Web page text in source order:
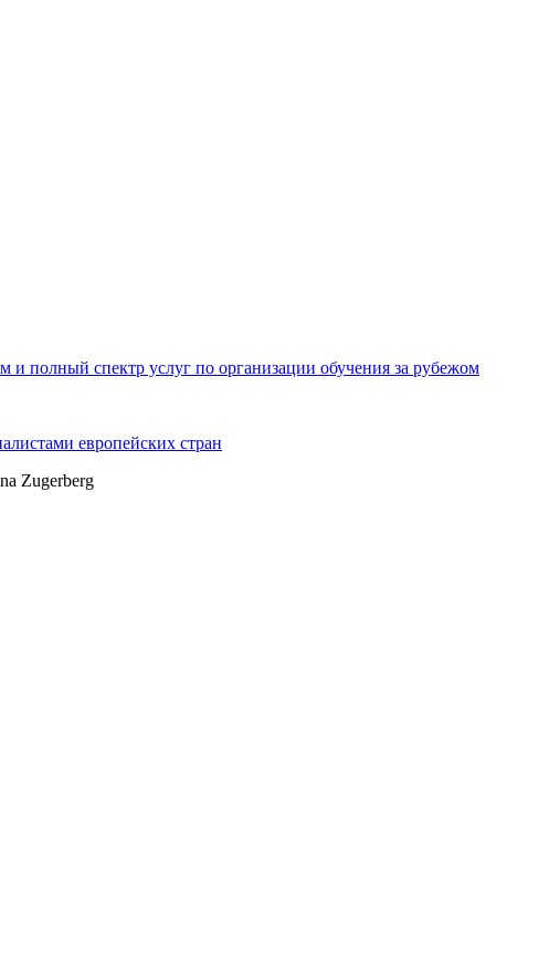
полный спектр услуг по организации обучения за рубежом
европейских стран
Zugerberg